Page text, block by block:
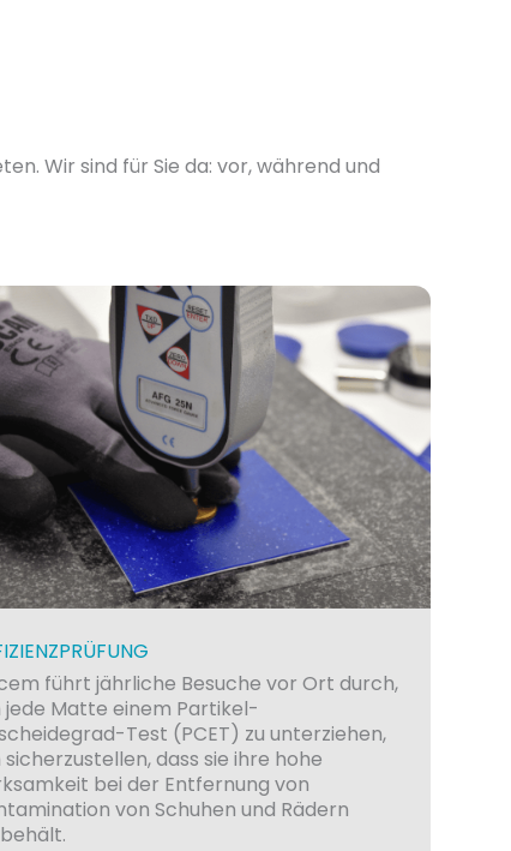
Wir sind für Sie da: vor, während und
führt jährliche Besuche vor Ort durch,
jede Matte einem Partikel-
Test (PCET) zu unterziehen,
sicherzustellen, dass sie ihre hohe
bei der Entfernung von
von Schuhen und Rädern